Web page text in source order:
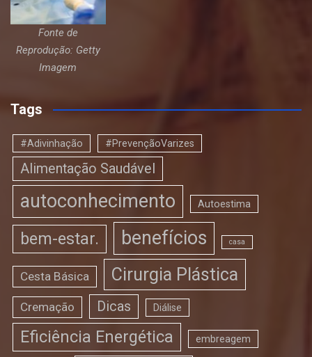
Fonte de
Reprodução: Getty
Imagem
Tags
#Adivinhação #PrevençãoVarizes
Alimentação Saudável
autoconhecimento Autoestima
bem-estar. benefícios casa
Cesta Básica Cirurgia Plástica
Cremação Dicas Diálise
Eficiência Energética embreagem